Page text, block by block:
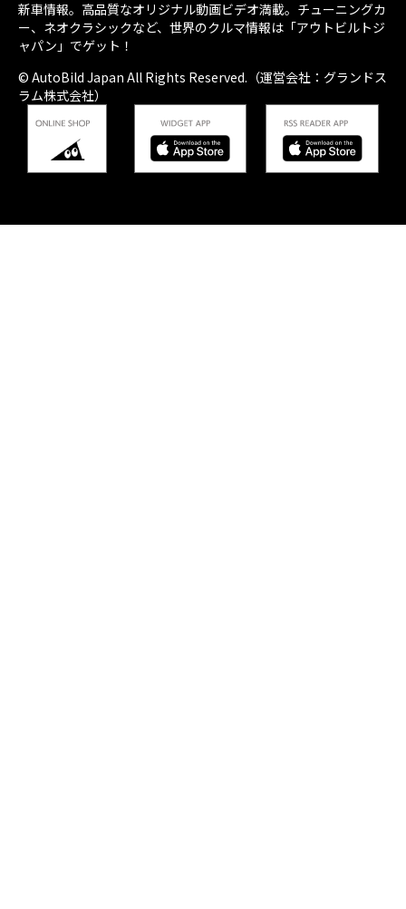
新車情報。高品質なオリジナル動画ビデオ満載。チューニングカ
ー、ネオクラシックなど、世界のクルマ情報は「アウトビルトジ
ャパン」でゲット！
© AutoBild Japan All Rights Reserved.（運営会社：グランドス
ラム株式会社）